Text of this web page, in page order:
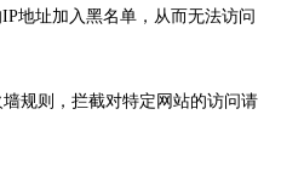
址加入黑名单，从而无法访问
则，拦截对特定网站的访问请